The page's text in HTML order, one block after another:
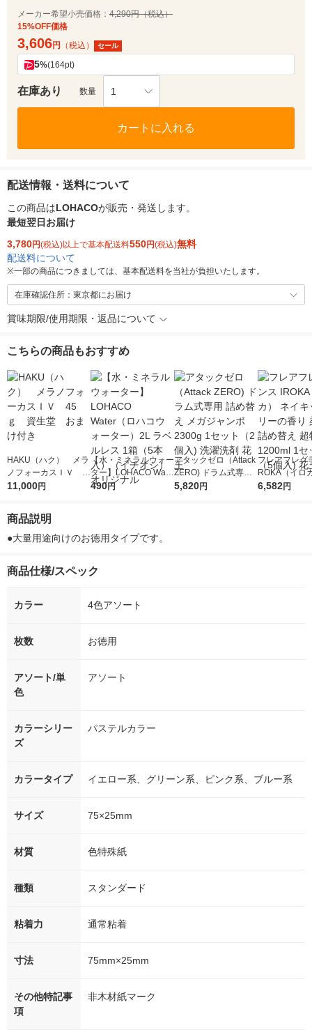
メーカー希望小売価格： 4,290円（税込）
15%OFF価格
3,606円 （税込） セール
5%(164pt)
在庫あり 数量 1
カートに入れる
配送情報・送料について
この商品はLOHACOが販売・発送します。
最短翌日お届け
3,780円(税込)以上で基本配送料550円(税込)無料
配送料について
※一部の商品につきましては、基本配送料を当社が負担いたします。
在庫確認住所：東京都にお届け
賞味期限/使用期限・返品について
こちらの商品もおすすめ
HAKU（ハク） メラ
ノフォーカスＩＶ 4
5ｇ 資生堂 おまけ
11,000円
【水・ミネラルウォー
ター】LOHACO Wate
r（ロハコウォータ
490円
アタックゼロ（Attack
ZERO) ドラム式専用
詰め替え メガジャン
5,820円
フレアフレグ
ROKA（イロ
イキッドリリ
6,582円
商品説明
●大量用途向けのお徳用タイプです。
商品仕様/スペック
カラー 4色アソート
枚数 お徳用
アソート/単
色
アソート
カラーシリー
ズ
パステルカラー
カラータイプ イエロー系、グリーン系、ピンク系、ブルー系
サイズ 75×25mm
材質 色特殊紙
種類 スタンダード
粘着力 通常粘着
寸法 75mm×25mm
その他特記事
項
非木材紙マーク